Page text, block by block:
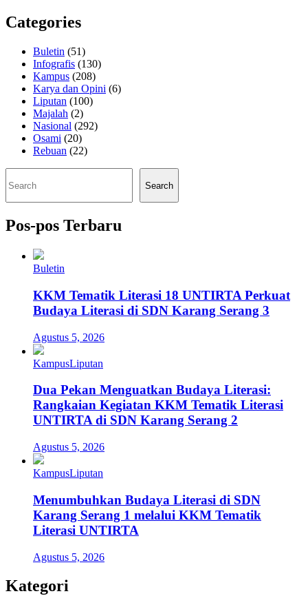
Categories
Buletin (51)
Infografis (130)
Kampus (208)
Karya dan Opini (6)
Liputan (100)
Majalah (2)
Nasional (292)
Osami (20)
Rebuan (22)
Search
Pos-pos Terbaru
Buletin
KKM Tematik Literasi 18 UNTIRTA Perkuat
Budaya Literasi di SDN Karang Serang 3
Agustus 5, 2026
KampusLiputan
Dua Pekan Menguatkan Budaya Literasi:
Rangkaian Kegiatan KKM Tematik Literasi
UNTIRTA di SDN Karang Serang 2
Agustus 5, 2026
KampusLiputan
Menumbuhkan Budaya Literasi di SDN
Karang Serang 1 melalui KKM Tematik
Literasi UNTIRTA
Agustus 5, 2026
Kategori